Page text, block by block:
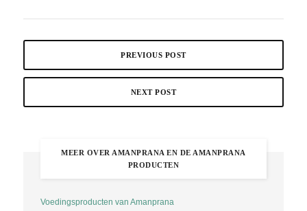
PREVIOUS POST
NEXT POST
MEER OVER AMANPRANA EN DE AMANPRANA
PRODUCTEN
Voedingsproducten van Amanprana